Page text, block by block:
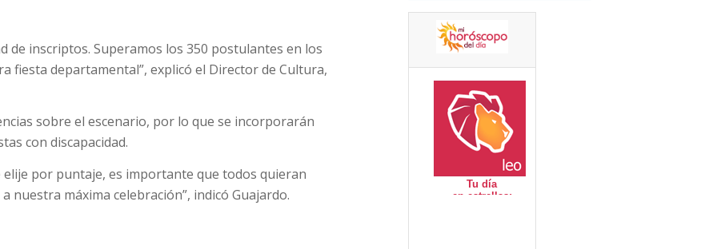
de inscriptos. Superamos los 350 postulantes en los
fiesta departamental”, explicó el Director de Cultura,
sobre el escenario, por lo que se incorporarán
con discapacidad.
elije por puntaje, es importante que todos quieran
nuestra máxima celebración”, indicó Guajardo.